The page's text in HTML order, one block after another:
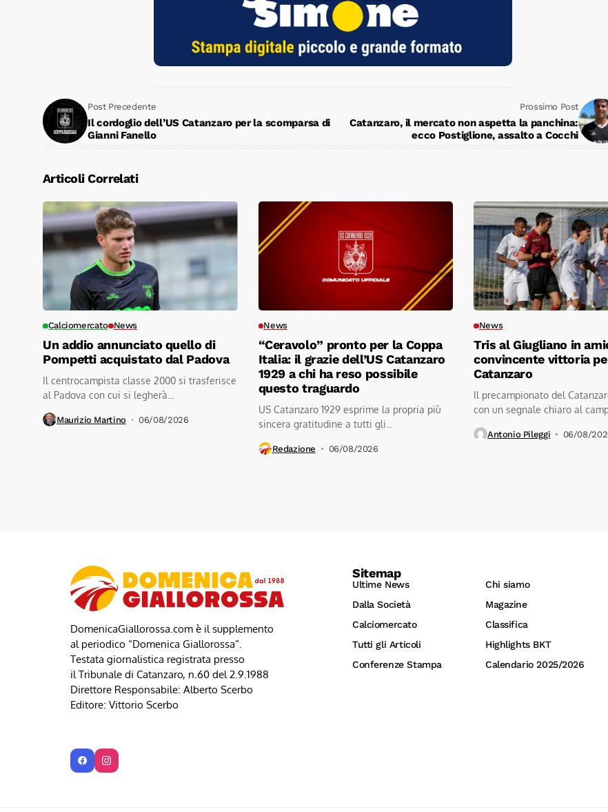
Post Precedente
Il cordoglio dell’US Catanzaro per la scomparsa di
Gianni Fanello
Prossimo Post
Catanzaro, il mercato non aspetta la panchina:
ecco Postiglione, assalto a Cocchi
Articoli Correlati
Calciomercato News
Un addio annunciato quello di
Pompetti acquistato dal Padova
Il centrocampista classe 2000 si trasferisce
al Padova con cui si legherà...
Maurizio Martino 06/08/2026
News
“Ceravolo” pronto per la Coppa
Italia: il grazie dell’US Catanzaro
1929 a chi ha reso possibile
questo traguardo
US Catanzaro 1929 esprime la propria più
sincera gratitudine a tutti gli...
Redazione 06/08/2026
News
Tris al Giugliano in
convincente vittoria
Catanzaro
Il precampionato del
con un segnale chiaro al
stadio...
Antonio Pileggi 06/08/
DomenicaGiallorossa.com è il supplemento
al periodico “Domenica Giallorossa”.
Testata giornalistica registrata presso
il Tribunale di Catanzaro, n.60 del 2.9.1988
Direttore Responsabile: Alberto Scerbo
Editore: Vittorio Scerbo
Sitemap
Ultime News
Chi siamo
Dalla Società
Magazine
Calciomercato
Classifica
Tutti gli Articoli
Highlights BKT
Conferenze Stampa
Calendario 2025/2026